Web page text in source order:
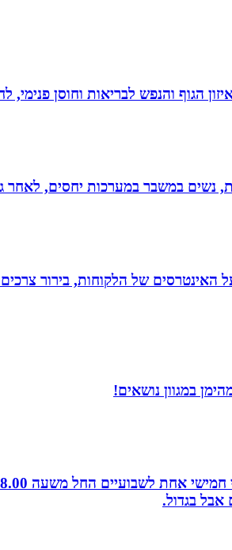
הגוף והנפש לבריאות וחוסן פנימי,
נשים במשבר במערכות יחסים, לאחר
האינטרסים של הלקוחות, בירור
במגוון נושאים!
אבל בגדול.